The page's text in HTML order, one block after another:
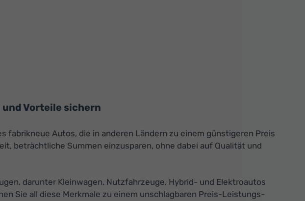
Vorteile sichern
fabrikneue Autos, die in anderen Ländern zu einem günstigeren Preis
beträchtliche Summen einzusparen, ohne dabei auf Qualität und
darunter Kleinwagen, Nutzfahrzeuge, Hybrid- und Elektroautos
Sie all diese Merkmale zu einem unschlagbaren Preis-Leistungs-